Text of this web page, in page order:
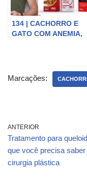
134 | CACHORRO E
GATO COM ANEMIA,
HEMOLITAN VETNIL
Marcações:
ANTERIOR
Tratamento para
que você precisa
cirurgia plástica